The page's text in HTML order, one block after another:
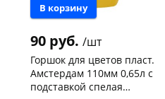
В корзину
90 руб. /шт
Горшок для цветов пласт.
Амстердам 110мм 0,65л с
подставкой спелая